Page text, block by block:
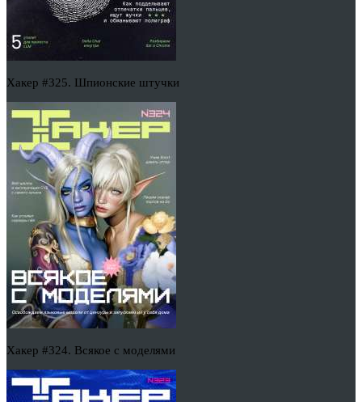
Хакер #325. Шпионские штучки
Хакер #324. Всякое с моделями